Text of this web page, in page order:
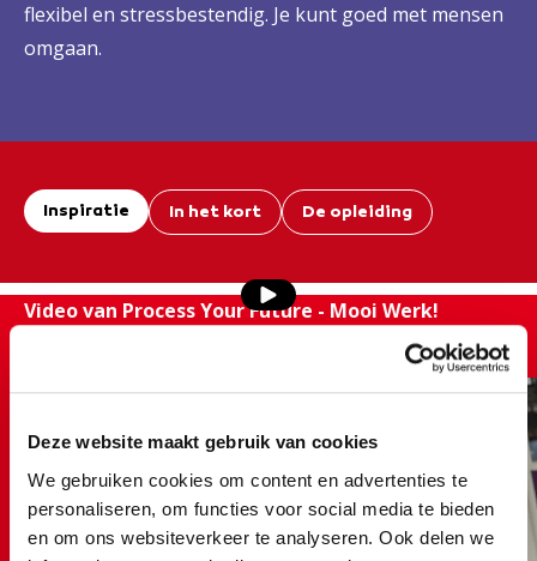
Deze website maakt gebruik van cookies
We gebruiken cookies om content en advertenties te
personaliseren, om functies voor social media te bieden
en om ons websiteverkeer te analyseren. Ook delen we
flexibel en stressbestendig. Je kunt goed met mensen
omgaan.
Inspiratie In het kort De opleiding
Video van Process Your Future - Mooi Werk!
Een kijkje bij Procestechniek...